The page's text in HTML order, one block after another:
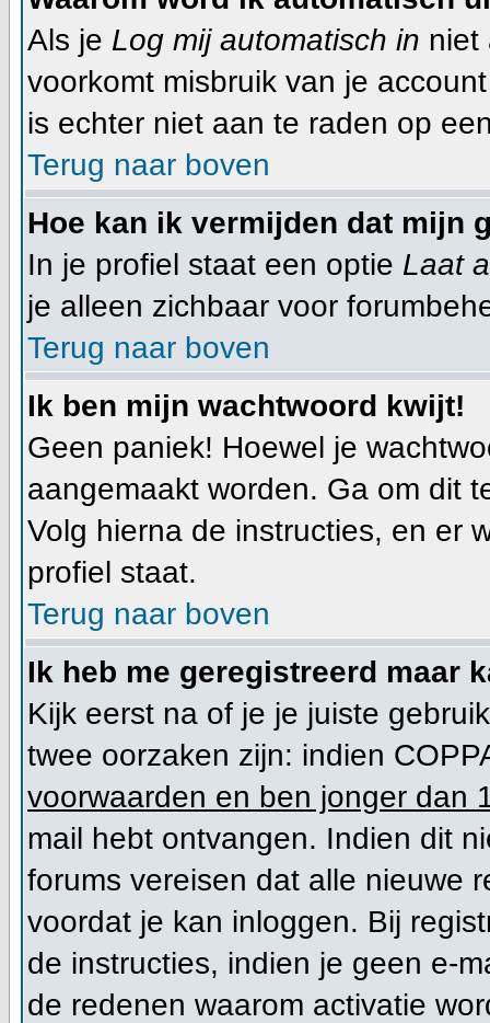
Als je Log mij automatisch in niet
voorkomt misbruik van je
is echter niet aan te raden op
Terug naar boven
Hoe kan ik vermijden dat mijn
In je profiel staat een optie Laat
je alleen zichbaar voor
Terug naar boven
Ik ben mijn wachtwoord kwijt!
Geen paniek! Hoewel je
aangemaakt worden. Ga om dit
Volg hierna de instructies, en er
profiel staat.
Terug naar boven
Ik heb me geregistreerd maar
Kijk eerst na of je je juiste
twee oorzaken zijn: indien
voorwaarden en ben jonger dan
mail hebt ontvangen. Indien dit
forums vereisen dat alle nieuwe
voordat je kan inloggen. Bij
de instructies, indien je geen e-
de redenen waarom activatie